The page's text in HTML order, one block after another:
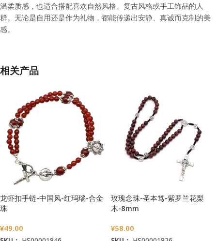
温柔质感，也适合搭配喜欢自然风格、复古风格或手工饰品的人
群。无论是自用还是作为礼物，都能传递出安静、真诚而克制的美
感。
相关产品
龙虾扣手链-中国风-红玛瑙-合金
珠
¥49.00
玫瑰念珠-圣本笃-紫罗兰花梨
木-8mm
¥58.00